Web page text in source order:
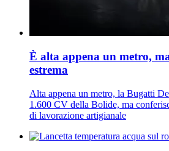
È alta appena un metro,
estrema
Alta appena un metro, la Bugatti
1.600 CV della Bolide, ma
di lavorazione artigianale